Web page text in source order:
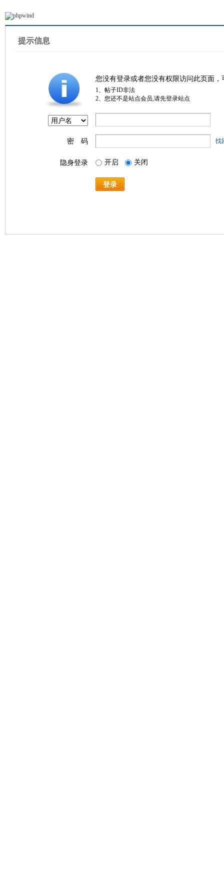
提示信息
您没有登录或者您没有权限访问此页面
1、帖子ID非法
2、您还不是站点会员,请先登录站点
密 码 找
隐身登录 开启 关闭
登录